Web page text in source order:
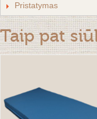
Pristatymas
Taip pat